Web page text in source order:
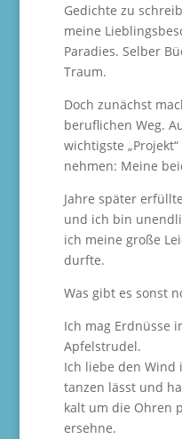
Gedichte zu
meine
Paradies. Selber
Traum.
Doch zunächst
beruflichen Weg.
wichtigste
nehmen: Meine
Jahre später
und ich bin
ich meine große
durfte.
Was gibt es sonst
Ich mag Erdnüsse
Apfelstrudel.
Ich liebe den Wind
tanzen lässt und
kalt um die Ohren
ersehne.